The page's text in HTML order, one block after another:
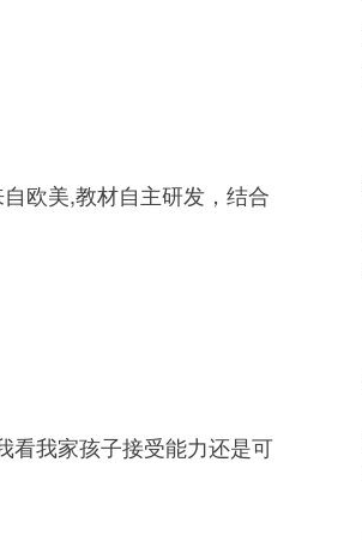
欧美,教材自主研发，结合
我家孩子接受能力还是可